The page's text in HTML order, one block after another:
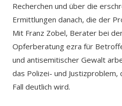
Recherchen und über die
Ermittlungen danach, die der
Mit Franz Zobel, Berater bei
Opferberatung ezra für
und antisemitischer Gewalt
das Polizei- und Justizproblem,
Fall deutlich wird.